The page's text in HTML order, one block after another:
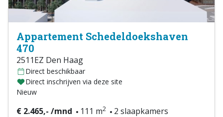
Appartement Schedeldoekshaven
470
2511EZ Den Haag
Direct beschikbaar
Direct inschrijven via deze site
Nieuw
€ 2.465,- /mnd 111 m2 2 slaapkamers